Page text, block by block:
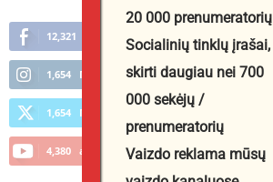
12,321
1,654 Последователи
1,654 Последователи
4,380 абонати
20 000 prenumeratorių
Socialinių tinklų įrašai,
skirti daugiau nei 700
000 sekėjų /
prenumeratorių
Vaizdo reklama mūsų